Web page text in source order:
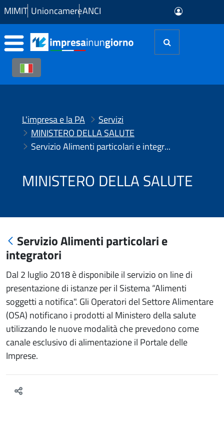
Skip to Main Content
MIMIT UnioncamereANCI
L'impresa e la PA
Servizi
MINISTERO DELLA SALUTE
Servizio Alimenti particolari e integratori
MINISTERO DELLA SALUTE
Servizio Alimenti particolari e
integratori
Dal 2 luglio 2018 è disponibile il servizio on line di
presentazione di istanze per il Sistema “Alimenti
soggetti a notifica". Gli Operatori del Settore Alimentare
(OSA) notificano i prodotti al Ministero della salute
utilizzando le nuove modalità che prevedono come
canale esclusivo di alimentazione il Portale delle
Imprese.